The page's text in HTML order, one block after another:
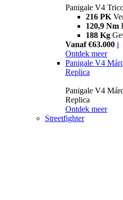
Panigale V4
216 PK
120,9 Nm
188 Kg
Vanaf €63.000 i
Ontdek meer
Panigale V4
Replica
Panigale V4
Replica
Ontdek meer
Streetfighter